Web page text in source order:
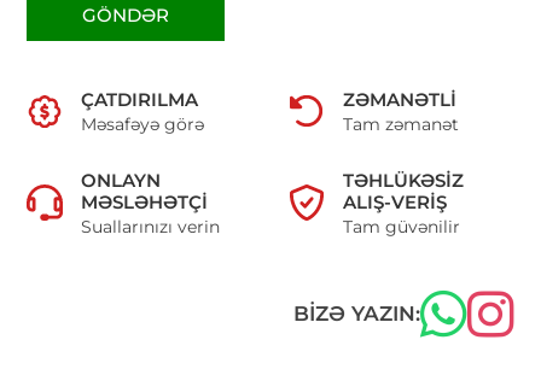
GÖNDƏR
ÇATDIRILMA
Məsafəyə görə
ZƏMANƏTLI
Tam zəmanət
ONLAYN
MƏSLƏHƏTÇI
Suallarınızı verin
TƏHLÜKƏSIZ
ALIŞ-VERIŞ
Tam güvənilir
BIZƏ YAZIN: